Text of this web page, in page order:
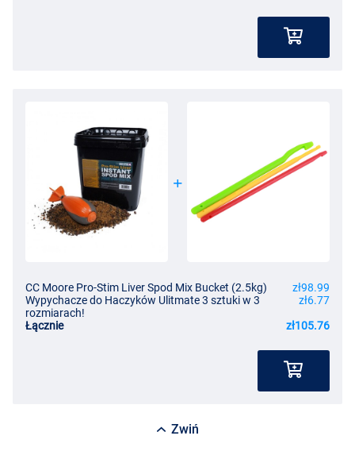
CC Moore Pro-Stim Liver Spod Mix Bucket (2.5kg)
zł98.99
Wypychacze do Haczyków Ulitmate 3 sztuki w 3
rozmiarach!
zł6.77
Łącznie
zł105.76
Zwiń